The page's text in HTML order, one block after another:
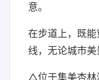
意。
在步道上，既
线，无论城市美
△位于集美杏林